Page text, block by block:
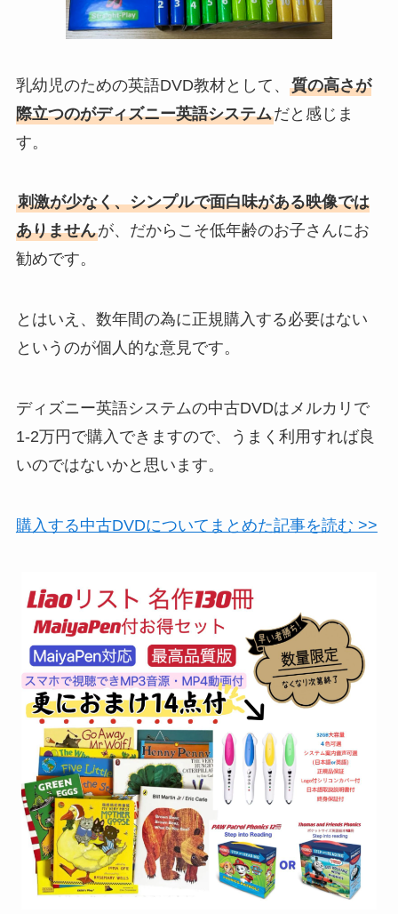
乳幼児のための英語DVD教材として、 質の高さが
際立つのがディズニー英語システムだと感じま
す。
刺激が少なく、シンプルで面白味がある映像では
ありませんが、だからこそ低年齢のお子さんにお
勧めです。
とはいえ、数年間の為に正規購入する必要はない
というのが個人的な意見です。
ディズニー英語システムの中古DVDはメルカリで
1-2万円で購入できますので、うまく利用すれば良
いのではないかと思います。
購入する中古DVDについてまとめた記事を読む >>